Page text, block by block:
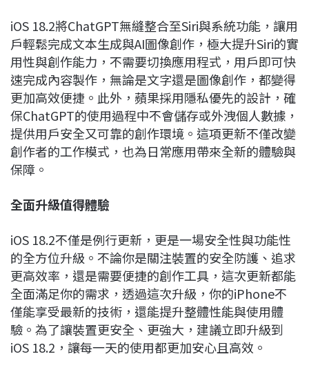
iOS 18.2將ChatGPT無縫整合至Siri與系統功能，讓用
戶輕鬆完成文本生成與AI圖像創作，極大提升Siri的實
用性與創作能力，不需要切換應用程式，用戶即可快
速完成內容製作，無論是文字還是圖像創作，都變得
更加高效便捷。此外，蘋果採用隱私優先的設計，確
保ChatGPT的使用過程中不會儲存或外洩個人數據，
提供用戶安全又可靠的創作環境。這項更新不僅改變
創作者的工作模式，也為日常應用帶來全新的體驗與
保障。
全面升級值得體驗
iOS 18.2不僅是例行更新，更是一場安全性與功能性
的全方位升級。不論你是關注裝置的安全防護、追求
更高效率，還是需要便捷的創作工具，這次更新都能
全面滿足你的需求，透過這次升級，你的iPhone不
僅能享受最新的技術，還能提升整體性能與使用體
驗。為了讓裝置更安全、更強大，建議立即升級到
iOS 18.2，讓每一天的使用都更加安心且高效。